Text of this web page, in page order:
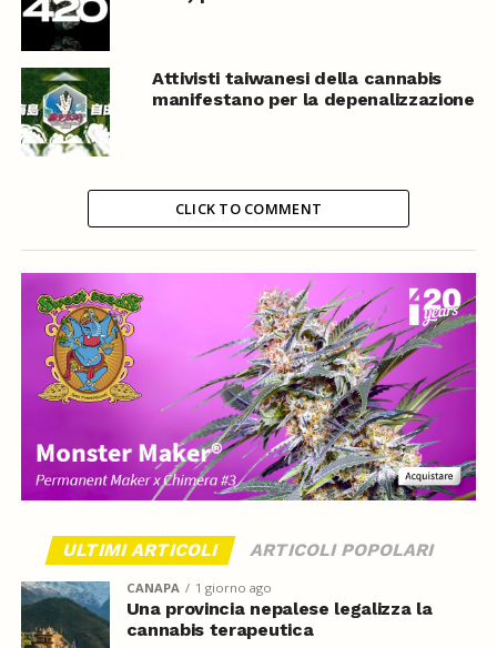
Attivisti taiwanesi della cannabis
manifestano per la depenalizzazione
CLICK TO COMMENT
ULTIMI ARTICOLI ARTICOLI POPOLARI
CANAPA 1 giorno ago
Una provincia nepalese legalizza la
cannabis terapeutica